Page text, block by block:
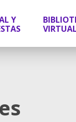
Y
VIRTUAL